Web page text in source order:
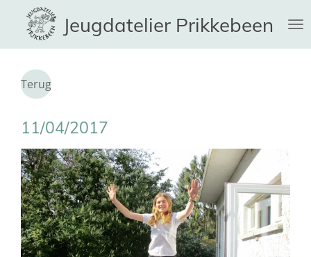
direct
naar
hoofdinhoud
Jeugdatelier Prikkebeen
Terug
11/04/2017